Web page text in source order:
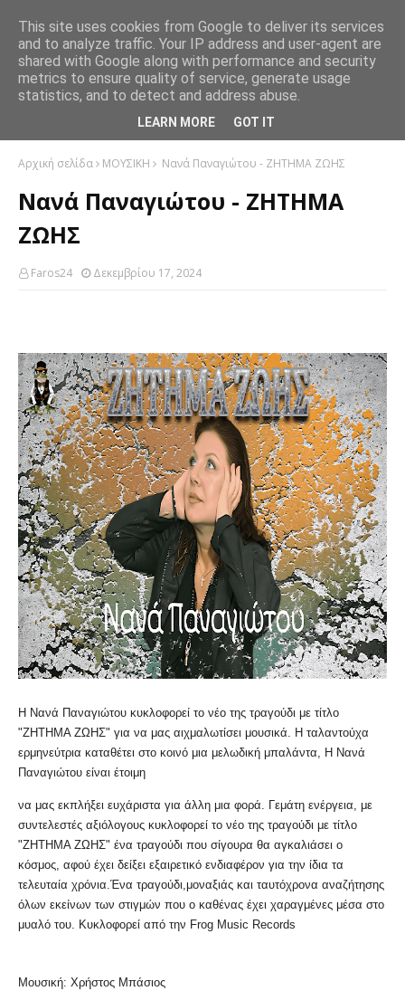
Αρχική σελίδα ΜΟΥΣΙΚΗ Νανά Παναγιώτου - ΖΗΤΗΜΑ ΖΩΗΣ
Νανά Παναγιώτου - ΖΗΤΗΜΑ
ΖΩΗΣ
Faros24 Δεκεμβρίου 17, 2024
Η Νανά Παναγιώτου κυκλοφορεί το νέο της τραγούδι με τίτλο
"ΖΗΤΗΜΑ ΖΩΗΣ" για να μας αιχμαλωτίσει μουσικά. Η ταλαντούχα
ερμηνεύτρια καταθέτει στο κοινό μια μελωδική μπαλάντα, Η Νανά
Παναγιώτου είναι έτοιμη
να μας εκπλήξει ευχάριστα για άλλη μια φορά. Γεμάτη ενέργεια, με
συντελεστές αξιόλογους κυκλοφορεί το νέο της τραγούδι με τίτλο
"ΖΗΤΗΜΑ ΖΩΗΣ" ένα τραγούδι που σίγουρα θα αγκαλιάσει ο
κόσμος, αφού έχει δείξει εξαιρετικό ενδιαφέρον για την ίδια τα
τελευταία χρόνια.Ένα τραγούδι,μοναξιάς και ταυτόχρονα αναζήτησης
όλων εκείνων των στιγμών που ο καθένας έχει χαραγμένες μέσα στο
μυαλό του. Κυκλοφορεί από την Frog Music Records
Μουσική: Χρήστος Μπάσιος
This site uses cookies from Google to deliver its services
and to analyze traffic. Your IP address and user-agent are
shared with Google along with performance and security
metrics to ensure quality of service, generate usage
statistics, and to detect and address abuse.
LEARN MORE GOT IT